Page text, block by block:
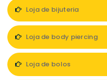
Loja de bijuteria
Loja de body piercing
Loja de bolos